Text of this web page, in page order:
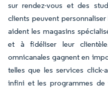
sur rendez-vous et des
clients peuvent
aident les magasins
et à fidéliser leur
omnicanales gagnent en
telles que les services click-
infini et les programmes de